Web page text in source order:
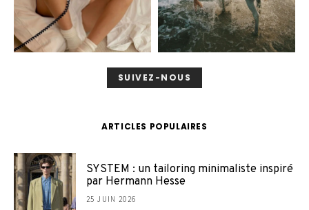
SUIVEZ-NOUS
ARTICLES POPULAIRES
SYSTEM : un tailoring minimaliste inspiré
par Hermann Hesse
25 JUIN 2026